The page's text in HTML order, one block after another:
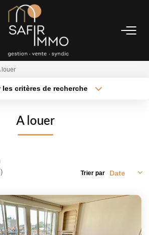
ACHETER
Notre Syndic
FAIRE GÉRER
louer
les critères de recherche
A louer
Trier par